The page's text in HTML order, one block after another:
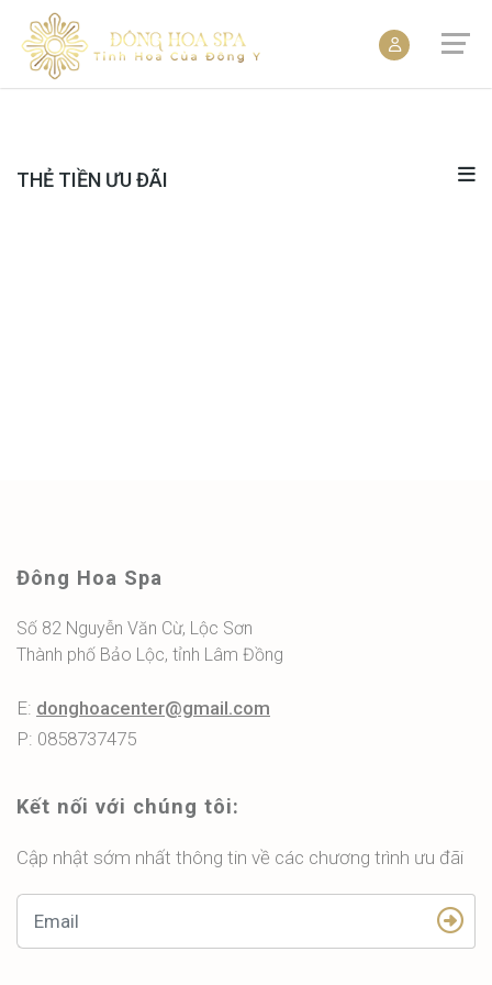
THẺ TIỀN ƯU ĐÃI
Đông Hoa Spa
Số 82 Nguyễn Văn Cừ, Lộc Sơn
Thành phố Bảo Lộc, tỉnh Lâm Đồng
E: donghoacenter@gmail.com
P: 0858737475
Kết nối với chúng tôi:
Cập nhật sớm nhất thông tin về các chương trình ưu đãi